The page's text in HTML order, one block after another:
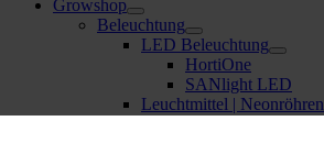
Growshop
Beleuchtung
LED Beleuchtung
HortiOne
SANlight LED
Leuchtmittel | Neonröhren